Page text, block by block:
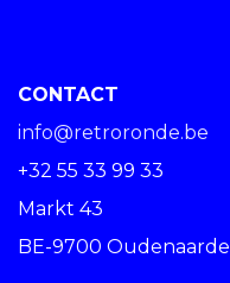
CONTACT
info@retroronde.be
+32 55 33 99 33
Markt 43
BE-9700 Oudenaarde